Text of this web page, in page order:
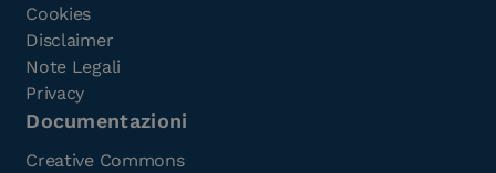
Cookies
Disclaimer
Note Legali
Privacy
Documentazioni
Creative Commons